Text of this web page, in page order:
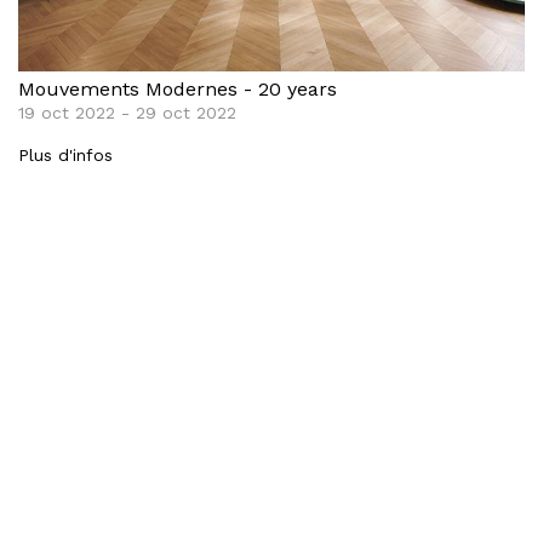
Mouvements Modernes - 20 years
19 oct 2022 - 29 oct 2022
Plus d'infos